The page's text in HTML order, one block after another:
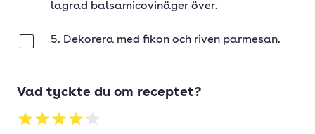
lagrad balsamicovinäger över.
5. Dekorera med fikon och riven parmesan.
Vad tyckte du om receptet?